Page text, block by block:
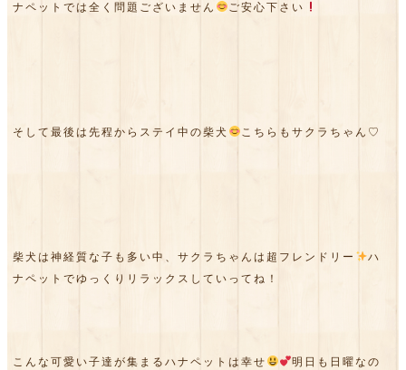
ナペットでは全く問題ございません
ご安心下さい
そして最後は先程からステイ中の柴犬 こちらもサクラちゃん♡
柴犬は神経質な子も多い中、サクラちゃんは超フレンドリー
ハ
ナペットでゆっくりリラックスしていってね！
こんな可愛い子達が集まるハナペットは幸せ
明日も日曜なの